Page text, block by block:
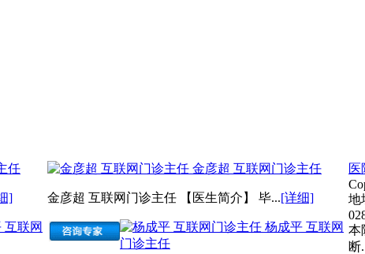
任
]
互联网
金彦超 互联网门诊主任
金彦超 互联网门诊主任 【医生简介】 毕...[详细]
杨成平 互联网
门诊主任
医
地
本
断.